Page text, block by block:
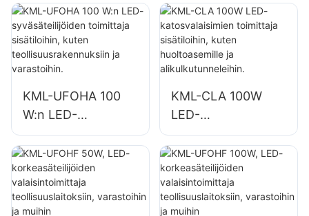
korjaamoihin ja
varastoihin.
sisätiloihin, kuten
teollisuusrakennuks
iin ja varastoihin.
KML-UFOHA 100
W:n LED-
syväsäteilijöiden
toimittaja
sisätiloihin, kuten
teollisuusrakennuks
iin ja varastoihin.
KML-CLA 100W
LED-
katosvalaisimien
toimittaja
sisätiloihin, kuten
huoltoasemille ja
alikulkutunneleihin.